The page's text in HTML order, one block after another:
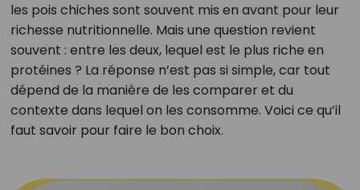
les pois chiches sont souvent mis en avant pour leur
richesse nutritionnelle. Mais une question revient
souvent : entre les deux, lequel est le plus riche en
protéines ? La réponse n’est pas si simple, car tout
dépend de la manière de les comparer et du
contexte dans lequel on les consomme. Voici ce qu’il
faut savoir pour faire le bon choix.